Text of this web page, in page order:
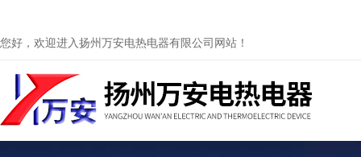
您好，欢迎进入扬州万安电热电器有限公司网站！